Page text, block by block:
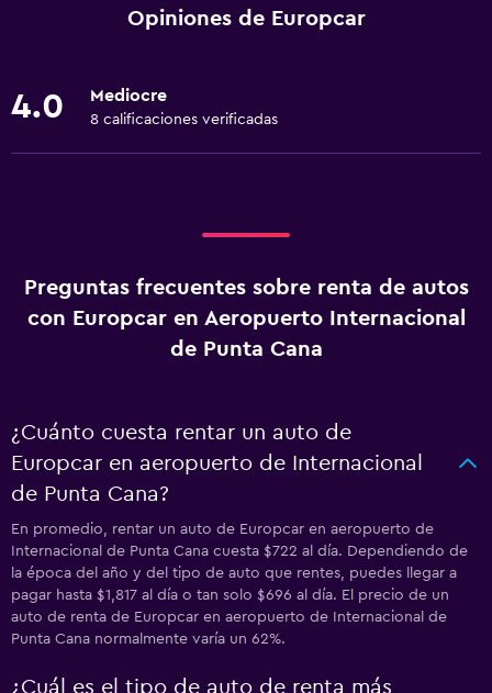
Opiniones de Europcar
4.0 Mediocre
8 calificaciones verificadas
Preguntas frecuentes sobre renta de autos
con Europcar en Aeropuerto Internacional
de Punta Cana
¿Cuánto cuesta rentar un auto de
Europcar en aeropuerto de Internacional
de Punta Cana?
En promedio, rentar un auto de Europcar en aeropuerto de
Internacional de Punta Cana cuesta $722 al día. Dependiendo de
la época del año y del tipo de auto que rentes, puedes llegar a
pagar hasta $1,817 al día o tan solo $696 al día. El precio de un
auto de renta de Europcar en aeropuerto de Internacional de
Punta Cana normalmente varía un 62%.
¿Cuál es el tipo de auto de renta más